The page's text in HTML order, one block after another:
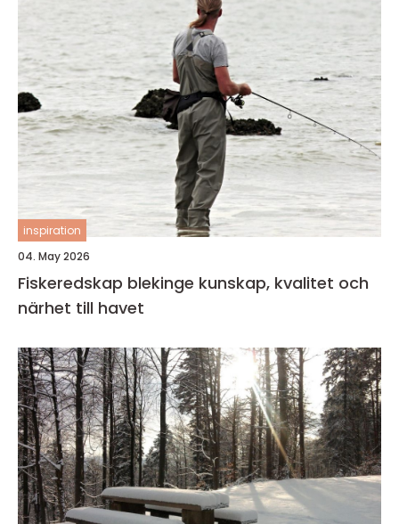
inspiration
04. May 2026
Fiskeredskap blekinge kunskap, kvalitet och
närhet till havet